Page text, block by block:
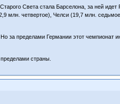
Света стала Барселона, за ней идет
млн. четвертое), Челси (19,7 млн.
за пределами Германии этот чемпионат
страны.